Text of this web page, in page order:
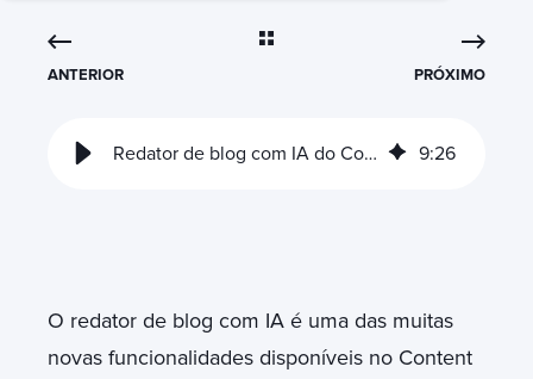
ANTERIOR PRÓXIMO
Redator de blog com IA do Content Hub 9:26
O redator de blog com IA é uma das muitas
novas funcionalidades disponíveis no Content